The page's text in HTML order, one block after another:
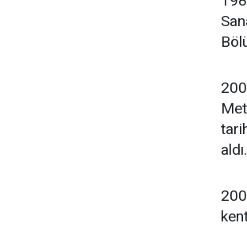
aldı.